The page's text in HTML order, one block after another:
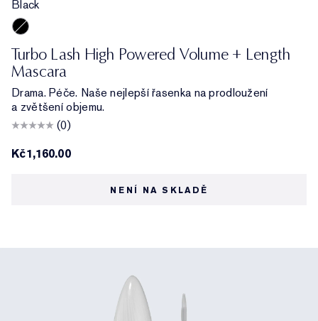
Black
Turbo Lash High Powered Volume + Length
Mascara
Drama. Péče. Naše nejlepší řasenka na prodloužení
a zvětšení objemu.
(0)
Kč1,160.00
NENÍ NA SKLADĚ